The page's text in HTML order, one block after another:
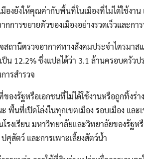
มืองยังให้คุณค่ากับพื้นที่ในเมืองที่ไม่ได้ใช้ง
กการขยายตัวของเมืองอย่างรวดเร็วและก
สถานีตรวจอากาศทางสังคมประจำไตรมา
ป็น 12.2% ซึ่งแปลได้ว่า 3.1 ล้านครอบครั
ารสำรวจ
งรัฐหรือเอกชนที่ไม่ได้ใช้งานหรือถูกทิ้งร่า
นที่เปิดโล่งในทุกเขตเมือง รอบเมือง แล
รงเรียน มหาวิทยาลัยและวิทยาลัยของรัฐ
สัตว์ และการเพาะเลี้ยงสัตว์น้ำ